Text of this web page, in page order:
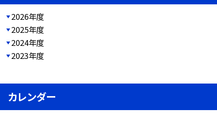
2026年度
2025年度
2024年度
2023年度
カレンダー